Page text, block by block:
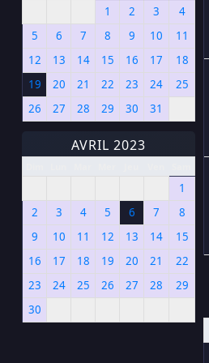
1 2 3
4
5
6 7 8 9 10
11
12
13 14 15 16 17
18
19
20 21 22 23 24
25
26
27 28 29 30 31
AVRIL 2023
1
2
3 4 5 6 7
8
9
10 11 12 13 14
15
16
17 18 19 20 21
22
23
24 25 26 27 28
29
30